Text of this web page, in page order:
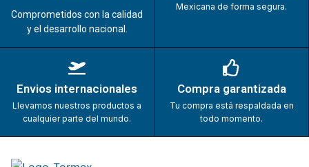
Comprometidos con la calidad
y el desarrollo nacional.
Mexicana de forma segura.
Envios internacionales
Llevamos nuestros productos a
cualquier parte del mundo.
Compra garantizada
Tu compra está respaldada en
todo momento.